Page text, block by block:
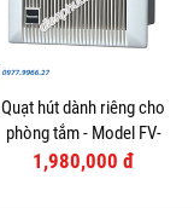
Quạt hút dành riêng cho
phòng tắm - Model FV-
10BAT1
1,980,000 đ